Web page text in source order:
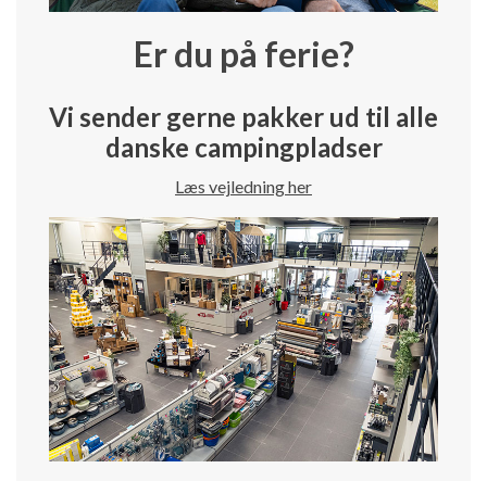
Er du på ferie?
Vi sender gerne pakker ud til alle
danske campingpladser
Læs vejledning her